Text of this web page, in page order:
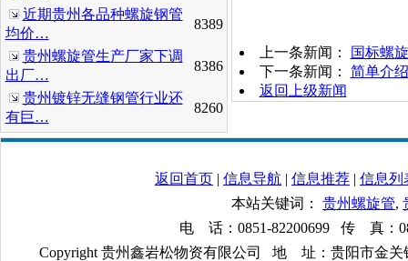
近期贵州各品种螺旋钢管
均价…
8389
贵州螺旋管生产厂家下调
出厂…
8386
贵州镀锌无缝钢管行业还
有巨…
8260
上一条新闻：
国标螺
下一条新闻： 简单介
返回上级新闻
返回首页 | 信息导航 | 信息推荐 | 信息列
本站关键词： 贵州螺旋管,
电 话：0851-82200699 传 真：
Copyright 贵州鑫岩松物资有限公司 地 址：贵阳市金